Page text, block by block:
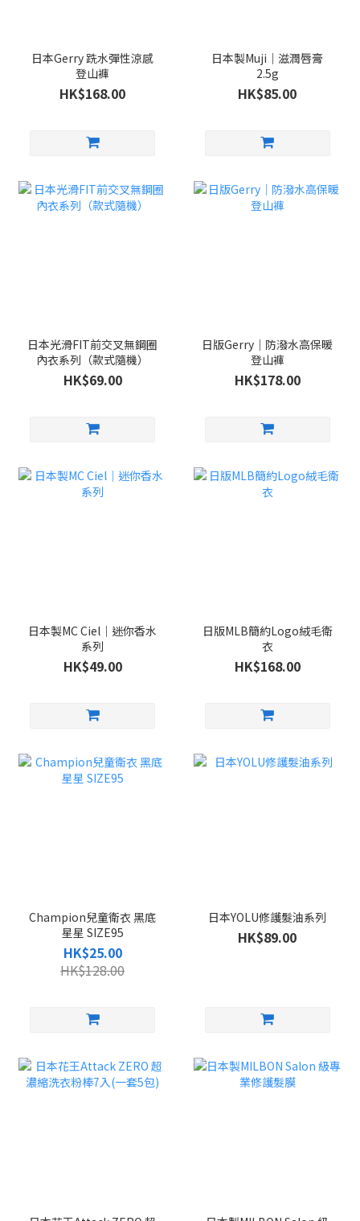
日本Gerry 跣水彈性涼感
登山褲
HK$168.00
日本製Muji｜滋潤唇膏
2.5g
HK$85.00
日本光滑FIT前交叉無鋼圈
內衣系列（款式隨機）
HK$69.00
日版Gerry｜防潑水高保暖
登山褲
HK$178.00
日本製MC Ciel｜迷你香水
系列
HK$49.00
日版MLB簡約Logo絨毛衛
衣
HK$168.00
Champion兒童衛衣 黑底
星星 SIZE95
HK$25.00
HK$128.00
日本YOLU修護髮油系列
HK$89.00